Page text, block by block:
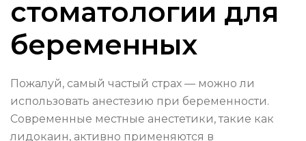
стоматологии для
беременных
Пожалуй, самый частый страх — можно ли
использовать анестезию при беременности.
Современные местные анестетики, такие как
лидокаин, активно применяются в